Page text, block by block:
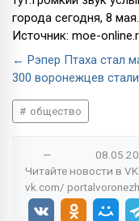
города сегодня, 8
Источник: moe-
← Рэпер Птаха стал
300 воронежцев
общество
—
Читайте новости в VK
vk.com/ portalvoronezh